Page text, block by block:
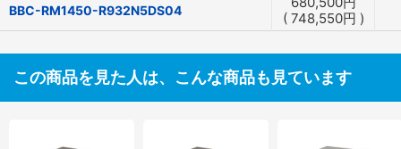
BBC-RM1450-R932N5DS04
( 748,550円 )
この商品を見た人は、こんな商品も見ています